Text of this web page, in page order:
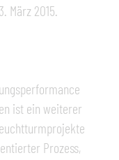
März 2015.
ist ein weiterer
Prozess,